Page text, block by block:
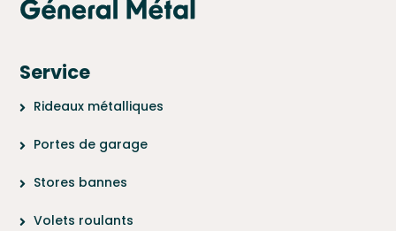
Service
Rideaux métalliques
Portes de garage
Stores bannes
Volets roulants